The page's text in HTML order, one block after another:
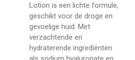
Lotion is een lichte formule,
geschikt voor de droge en
gevoelige huid. Met
verzachtende en
hydraterende ingrediënten